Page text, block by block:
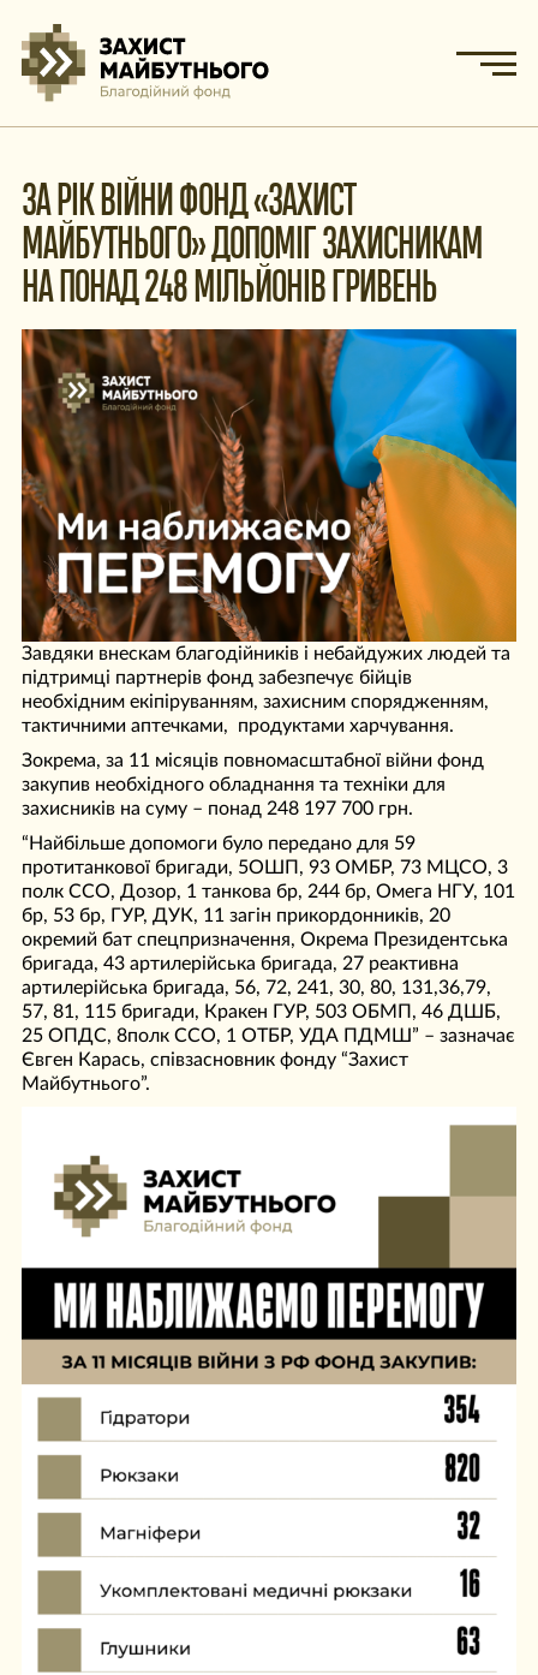
ЗА РІК ВІЙНИ ФОНД «ЗАХИСТ
МАЙБУТНЬОГО» ДОПОМІГ ЗАХИСНИКАМ
НА ПОНАД 248 МІЛЬЙОНІВ ГРИВЕНЬ
Завдяки внескам благодійників і небайдужих людей та
підтримці партнерів фонд забезпечує бійців
необхідним екіпіруванням, захисним спорядженням,
тактичними аптечками, продуктами харчування.
Зокрема, за 11 місяців повномасштабної війни фонд
закупив необхідного обладнання та техніки для
захисників на суму – понад 248 197 700 грн.
“Найбільше допомоги було передано для 59
протитанкової бригади, 5ОШП, 93 ОМБР, 73 МЦСО, 3
полк ССО, Дозор, 1 танкова бр, 244 бр, Омега НГУ, 101
бр, 53 бр, ГУР, ДУК, 11 загін прикордонників, 20
окремий бат спецпризначення, Окрема Президентська
бригада, 43 артилерійська бригада, 27 реактивна
артилерійська бригада, 56, 72, 241, 30, 80, 131,36,79,
57, 81, 115 бригади, Кракен ГУР, 503 ОБМП, 46 ДШБ,
25 ОПДС, 8полк ССО, 1 ОТБР, УДА ПДМШ” – зазначає
Євген Карась, співзасновник фонду “Захист
Майбутнього”.